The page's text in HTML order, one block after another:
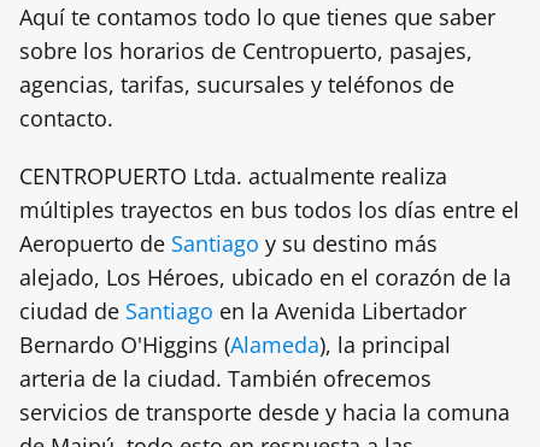
Aquí te contamos todo lo que tienes que saber
sobre los horarios de Centropuerto, pasajes,
agencias, tarifas, sucursales y teléfonos de
contacto.
CENTROPUERTO Ltda. actualmente realiza
múltiples trayectos en bus todos los días entre el
Aeropuerto de Santiago y su destino más
alejado, Los Héroes, ubicado en el corazón de la
ciudad de Santiago en la Avenida Libertador
Bernardo O'Higgins (Alameda), la principal
arteria de la ciudad. También ofrecemos
servicios de transporte desde y hacia la comuna